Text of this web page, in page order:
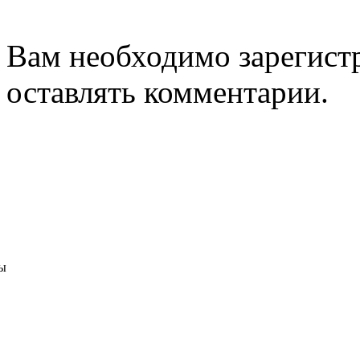
Вам необходимо
оставлять комментарии.